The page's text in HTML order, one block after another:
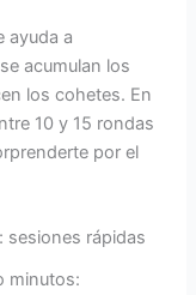
ayuda a
acumulan los
los cohetes. En
10 y 15 rondas
por el
sesiones rápidas
minutos: